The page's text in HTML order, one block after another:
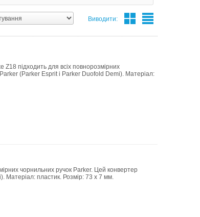
Виводити:
підходить для всіх повнорозмірних
(Parker Esprit і Parker Duofold Demi). Матеріал:
чорнильних ручок Parker. Цей конвертер
Матеріал: пластик. Розмір: 73 х 7 мм.